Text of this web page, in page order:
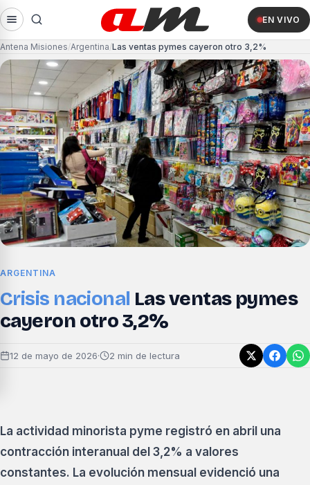
EN VIVO
Antena Misiones Argentina Las ventas pymes cayeron otro 3,2%
ARGENTINA
Crisis nacional Las ventas pymes
cayeron otro 3,2%
12 de mayo de 2026· 2 min de lectura
La actividad minorista pyme registró en abril una
contracción interanual del 3,2% a valores
constantes. La evolución mensual evidenció una